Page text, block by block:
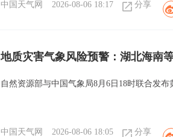
中国天气网 2026-08-06 18:17 分享
地质灾害气象风险预警：湖北海南
自然资源部与中国气象局8月6日18时联合发布
中国天气网 2026-08-06 18:05 分享